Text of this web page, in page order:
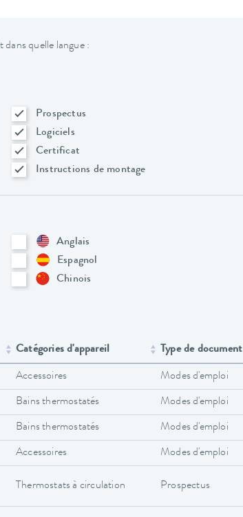
dans quelle langue :
Prospectus
Logiciels
Certificat
Instructions de montage
Anglais
Espagnol
Chinois
Catégories d'appareil Type de document
Accessoires Modes d'emploi
Bains thermostatés Modes d'emploi
Bains thermostatés Modes d'emploi
Accessoires Modes d'emploi
Thermostats à circulation Prospectus